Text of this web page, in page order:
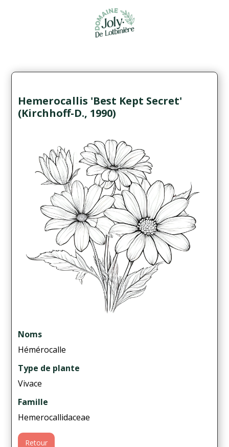
Hemerocallis 'Best Kept Secret'
(Kirchhoff-D., 1990)
Noms
Hémérocalle
Type de plante
Vivace
Famille
Hemerocallidaceae
Retour